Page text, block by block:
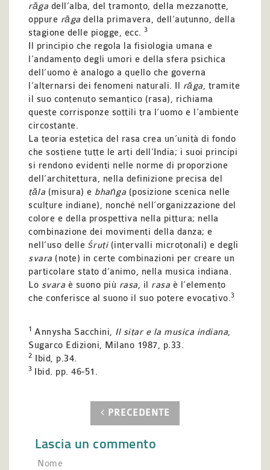
rāga dell’alba, del tramonto, della mezzanotte,
oppure rāga della primavera, dell’autunno, della
stagione delle piogge, ecc. 3
Il principio che regola la fisiologia umana e
l’andamento degli umori e della sfera psichica
dell’uomo è analogo a quello che governa
l’alternarsi dei fenomeni naturali. Il rāga, tramite
il suo contenuto semantico (rasa), richiama
queste corrisponze sottili tra l’uomo e l’ambiente
circostante.
La teoria estetica del rasa crea un’unità di fondo
che sostiene tutte le arti dell’India; i suoi principi
si rendono evidenti nelle norme di proporzione
dell’architettura, nella definizione precisa del
tāla (misura) e bhaṅga (posizione scenica nelle
sculture indiane), nonché nell’organizzazione del
colore e della prospettiva nella pittura; nella
combinazione dei movimenti della danza; e
nell’uso delle śruti (intervalli microtonali) e degli
svara (note) in certe combinazioni per creare un
particolare stato d’animo, nella musica indiana.
Lo svara è suono più rasa, il rasa è l’elemento
che conferisce al suono il suo potere evocativo.3
1 Annysha Sacchini, Il sitar e la musica indiana,
Sugarco Edizioni, Milano 1987, p.33.
2 Ibid, p.34.
3 Ibid. pp. 46-51.
PRECEDENTE
Lascia un commento
Nome